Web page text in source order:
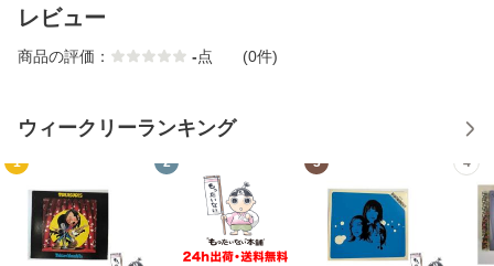
レビュー
商品の評価： -点 (0件)
ウィークリーランキング
1 2 3 4